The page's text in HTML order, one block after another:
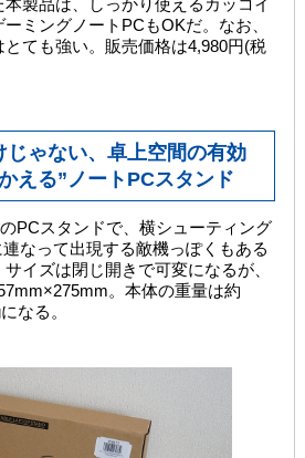
製品は、しっかり使えるカッコイ
ミングノートPCもOKだ。なお、
ても強い。販売価格は4,980円(税
じゃない、卓上空間の有効
える”ノートPCスタンド
PCスタンドで、横シューティング
なって出現する敵機っぽくもある
イズは閉じ開きで可変になるが、
。本体の重量は約
なる。